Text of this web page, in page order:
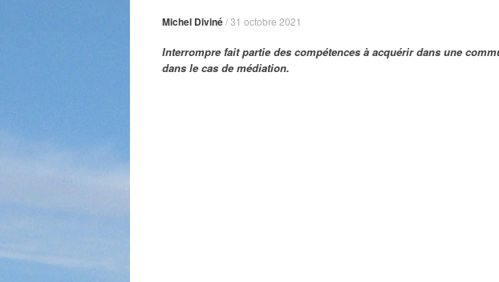
Michel Diviné/31 octobre 2021
Interrompre fait partie des compétences à acquérir dans une
dans le cas de médiation.